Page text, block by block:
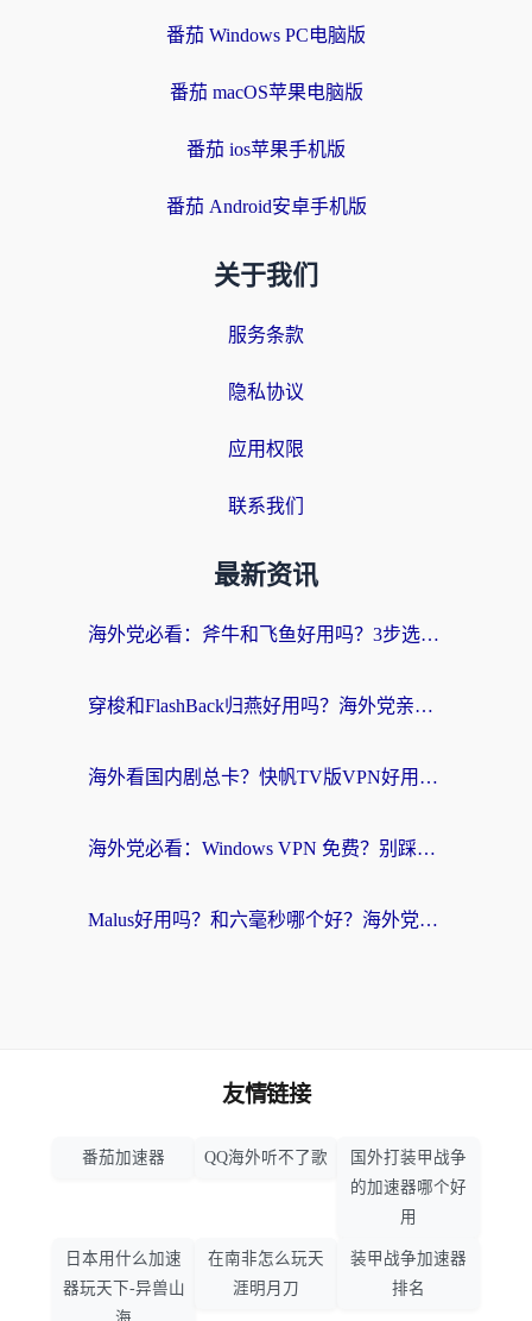
番茄 Windows PC电脑版
番茄 macOS苹果电脑版
番茄 ios苹果手机版
番茄 Android安卓手机版
关于我们
服务条款
隐私协议
应用权限
联系我们
最新资讯
海外党必看：斧牛和飞鱼好用吗？3步选对回国加速器，无缝刷剧玩国服
穿梭和FlashBack归燕好用吗？海外党亲测3款热门回国加速器，教你选对不踩坑
海外看国内剧总卡？快帆TV版VPN好用吗？和快滚VPN对比哪个回国效果更好？
海外党必看：Windows VPN 免费？别踩坑！教你选对好用的国内加速器无缝回国
Malus好用吗？和六毫秒哪个好？海外党选回国加速器的避坑指南
友情链接
番茄加速器 QQ海外听不了歌
国外打装甲战争
的加速器哪个好
用
日本用什么加速
器玩天下-异兽山
在南非怎么玩天
涯明月刀
装甲战争加速器
排名